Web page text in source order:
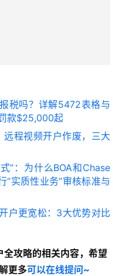
税吗？详解5472表格与
款$25,000起
程视频开户作废，三大
”：为什么BOA和Chase
“实质性业务”审核标准与
户更宽松：3大优势对比
全攻略的相关内容，希望
更多可以在线提问~